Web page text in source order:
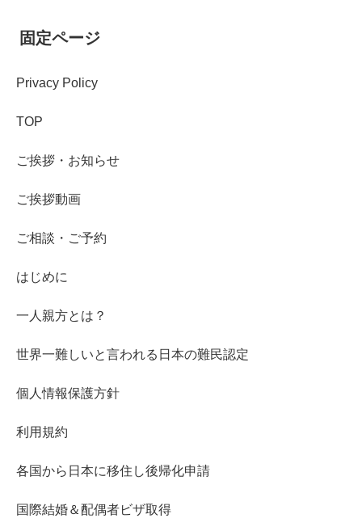
固定ページ
Privacy Policy
TOP
ご挨拶・お知らせ
ご挨拶動画
ご相談・ご予約
はじめに
一人親方とは？
世界一難しいと言われる日本の難民認定
個人情報保護方針
利用規約
各国から日本に移住し後帰化申請
国際結婚＆配偶者ビザ取得